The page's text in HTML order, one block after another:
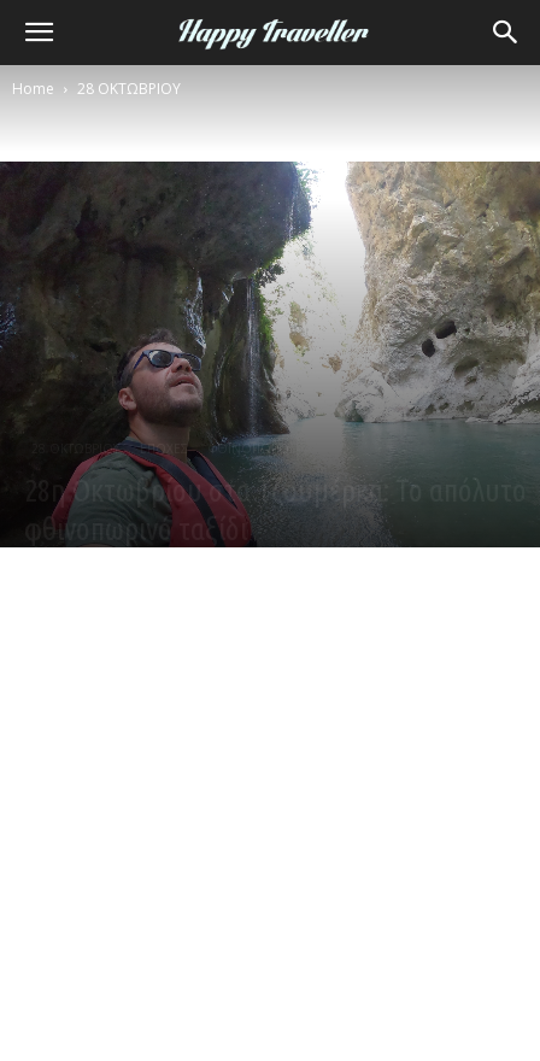
Home 28 ΟΚΤΩΒΡΙΟΥ
28 ΟΚΤΩΒΡΙΟΥ ΕΠΟΧΕΣ ΦΘΙΝΟΠΩΡΟ
28η Οκτωβρίου στα Τζουμέρκα: Το απόλυτο
φθινοπωρινό ταξίδι